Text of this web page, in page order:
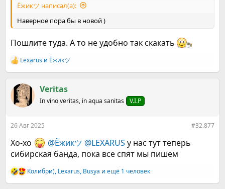
Ёжикツ︎ написал(а):
Наверное пора бы в новой )
Пошлите туда. А то не удобно так скакать
Р
е
к
ц
и
Lexarus и Ёжикツ︎
Veritas
In vino veritas, in aqua sanitas V.I.P
26 Авг 2025 #32.877
Хо-хо @Ёжикツ︎ @LEXARUS у нас тут теперь
сибирская банда, пока все спят мы пишем
Р
е
Колибри), Lexarus, Busya и ещё 1 человек